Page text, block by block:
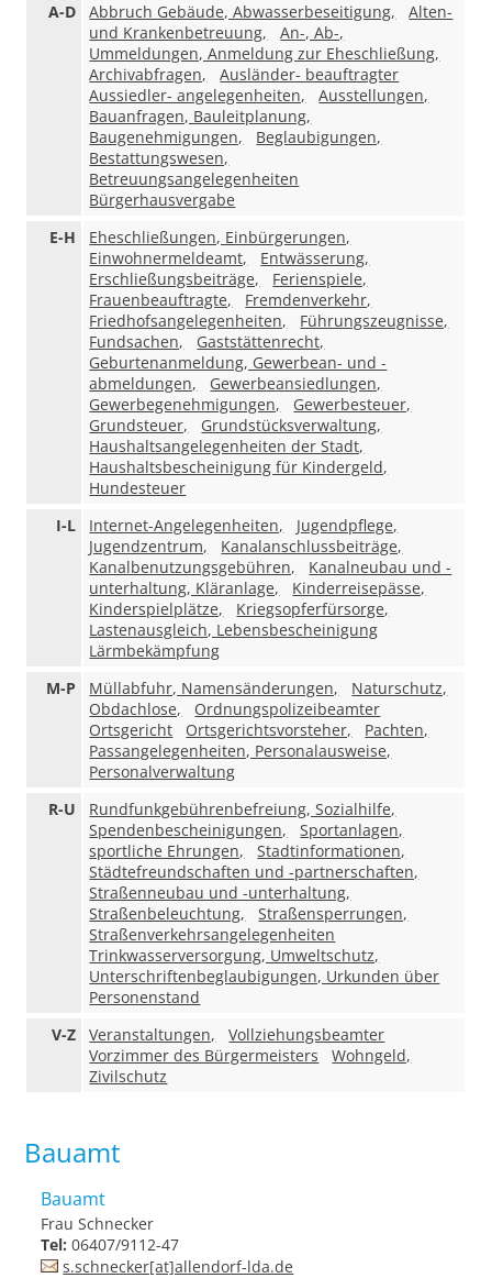
A-D Abbruch Gebäude, Abwasserbeseitigung,
Alten-
und Krankenbetreuung,
An-, Ab-,
Ummeldungen, Anmeldung zur Eheschließung,
Archivabfragen,
Ausländer- beauftragter
Aussiedler- angelegenheiten,
Ausstellungen,
Bauanfragen, Bauleitplanung,
Baugenehmigungen,
Beglaubigungen,
Bestattungswesen,
Betreuungsangelegenheiten
Bürgerhausvergabe
E-H
Eheschließungen, Einbürgerungen,
Einwohnermeldeamt,
Entwässerung,
Erschließungsbeiträge,
Ferienspiele,
Frauenbeauftragte,
Fremdenverkehr,
Friedhofsangelegenheiten,
Führungszeugnisse,
Fundsachen,
Gaststättenrecht,
Geburtenanmeldung, Gewerbean- und -
abmeldungen,
Gewerbeansiedlungen,
Gewerbegenehmigungen,
Gewerbesteuer,
Grundsteuer,
Grundstücksverwaltung,
Haushaltsangelegenheiten der Stadt,
Haushaltsbescheinigung für Kindergeld,
Hundesteuer
I-L
Internet-Angelegenheiten,
Jugendpflege,
Jugendzentrum,
Kanalanschlussbeiträge,
Kanalbenutzungsgebühren,
Kanalneubau und -
unterhaltung, Kläranlage,
Kinderreisepässe,
Kinderspielplätze,
Kriegsopferfürsorge,
Lastenausgleich, Lebensbescheinigung
Lärmbekämpfung
M-P
Müllabfuhr, Namensänderungen,
Naturschutz,
Obdachlose,
Ordnungspolizeibeamter
Ortsgericht
Ortsgerichtsvorsteher,
Pachten,
Passangelegenheiten, Personalausweise,
Personalverwaltung
R-U
Rundfunkgebührenbefreiung, Sozialhilfe,
Spendenbescheinigungen,
Sportanlagen,
sportliche Ehrungen,
Stadtinformationen,
Städtefreundschaften und -partnerschaften,
Straßenneubau und -unterhaltung,
Straßenbeleuchtung,
Straßensperrungen,
Straßenverkehrsangelegenheiten
Trinkwasserversorgung, Umweltschutz,
Unterschriftenbeglaubigungen, Urkunden über
Personenstand
V-Z
Veranstaltungen,
Vollziehungsbeamter
Vorzimmer des Bürgermeisters
Wohngeld,
Zivilschutz
Bauamt
Bauamt
Frau Schnecker
Tel: 06407/9112-47
s.schnecker[at]allendorf-lda.de